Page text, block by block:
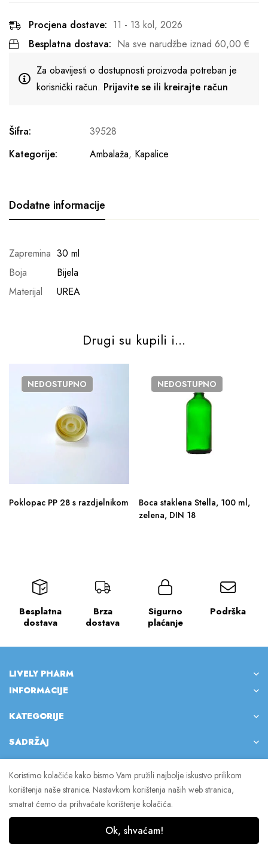
Procjena dostave: 11 - 13 kol, 2026
Besplatna dostava: Na sve narudžbe iznad 60,00 €
Za obavijesti o dostupnosti proizvoda potreban je
korisnički račun. Prijavite se ili kreirajte račun
Šifra:
39528
Kategorije:
Ambalaža, Kapalice
Dodatne informacije
Zapremina 30 ml
Boja
Bijela
Materijal
UREA
Drugi su kupili i...
NEDOSTUPNO
Poklopac PP 28 s razdjelnikom
NEDOSTUPNO
Boca staklena Stella, 100 ml,
zelena, DIN 18
Besplatna
dostava
Brza
dostava
Sigurno
plaćanje
Podrška
LIVELY PHARM
INFORMACIJE
KATEGORIJE
SADRŽAJ
© 2023 Lively Pharm. Sva prava pridržana.
Koristimo kolačiće kako bismo Vam pružili najbolje iskustvo prilikom
korištenja naše stranice. Nastavkom korištenja naših web stranica,
smatrat ćemo da prihvaćate korištenje kolačića.
Ok, shvaćam!